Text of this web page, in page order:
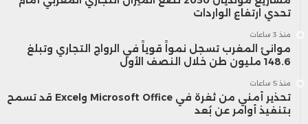
توقع معظم الاقتصاديين الذين استطلعت
“بلومبرغ” آراءهم في يناير الماضي أن يرفع
البنك المركزي الياباني أسعار الفائدة بحلول
إبريل. قد لا يكون انكماش الاقتصاد كافياً لإخراج
تحدي ارتفاع الواردات
منذ 3 ساعات
موانئ المغرب تسجل نمواً قوياً في الرواج التجاري وتبلغ
148.6 مليون طن خلال النصف الأول
منذ 5 ساعات
تحذير أمني من ثغرة في Microsoft Office وExcel قد تسمح
بتنفيذ أوامر عن بُعد